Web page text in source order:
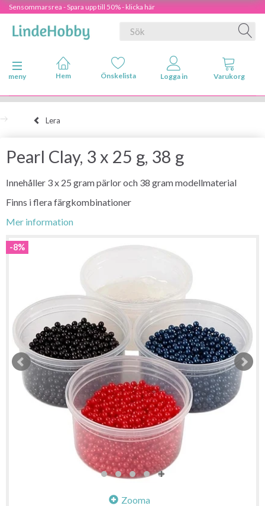
Sensommarsrea - Spara upp till 50% - klicka här
Ändra navigering
meny
Lera
Pearl Clay, 3 x 25 g, 38 g
Innehåller 3 x 25 gram pärlor och 38 gram modellmaterial
Finns i flera färgkombinationer
Mer information
-8%
Zooma